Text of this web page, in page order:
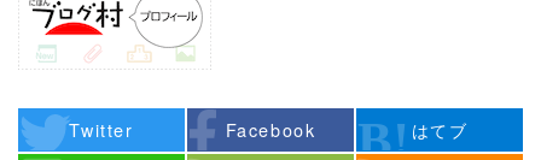
Twitter Facebook
はてブ